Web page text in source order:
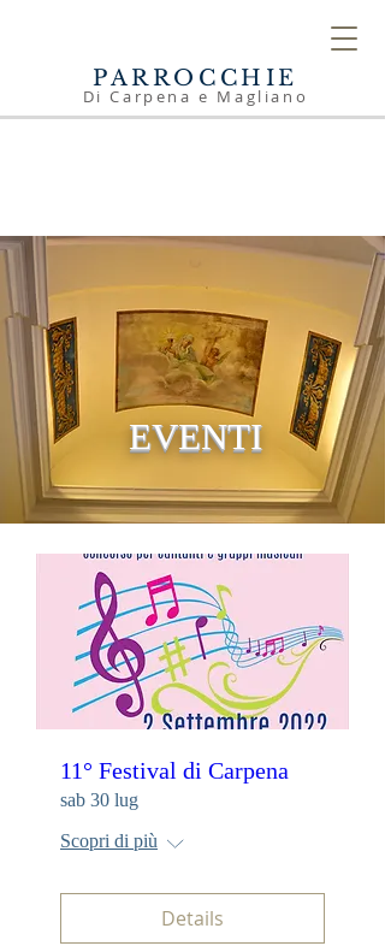
PARROCCHIE
Di Carpena e Magliano
EVENTI
11° Festival di Carpena
sab 30 lug
Scopri di più
Details